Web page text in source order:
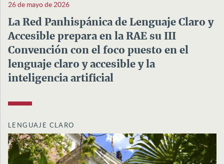
26 de mayo de 2026
La Red Panhispánica de Lenguaje Claro y
Accesible prepara en la RAE su III
Convención con el foco puesto en el
lenguaje claro y accesible y la
inteligencia artificial
LENGUAJE CLARO